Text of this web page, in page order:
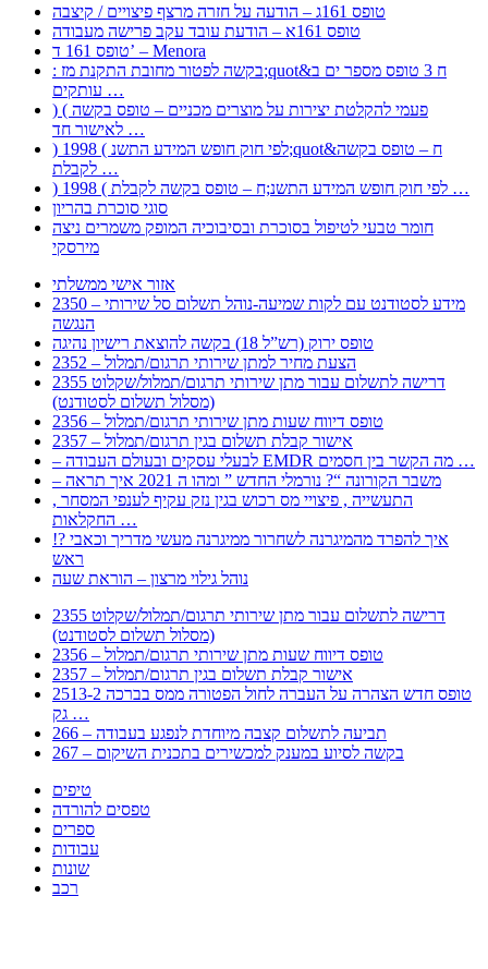
טופס 161ג – הודעה על חזרה מרצף פיצויים / קיצבה
טופס 161א – הודעת עובד עקב פרישה מעבודה
טופס 161 ד’ – Menora
: בקשה לפטור מחובת התקנת מז;quot&ח 3 טופס מספר ים ב
עותקים …
) ( פעמי להקלטת יצירות על מוצרים מכניים – טופס בקשה
לאישור חד …
) 1998 ( לפי חוק חופש המידע התשנ;quot&ח – טופס בקשה
לקבלת …
) 1998 ( לפי חוק חופש המידע התשנ;ח – טופס בקשה לקבלת …
סוגי סוכרת בהריון
חומר טבעי לטיפול בסוכרת ובסיבוכיה המופק משמרים ניצה
מירסקי
אזור אישי ממשלתי
2350 – מידע לסטודנט עם לקות שמיעה-נוהל תשלום סל שירותי
הנגשה
טופס ירוק (רש”ל 18) בקשה להוצאת רישיון נהיגה
2352 – הצעת מחיר למתן שירותי תרגום/תמלול
2355 דרישה לתשלום עבור מתן שירותי תרגום/תמלול/שקלוט
(מסלול תשלום לסטודנט)
2356 – טופס דיווח שעות מתן שירותי תרגום/תמלול
2357 – אישור קבלת תשלום בגין תרגום/תמלול
– לבעלי עסקים ובעולם העבודה EMDR מה הקשר בין חסמים …
– משבר הקורונה “? נורמלי החדש ” ומהו ה 2021 איך תראה
, התעשייה , פיצויי מס רכוש בגין נזק עקיף לענפי המסחר
החקלאות …
!? איך להפרד מהמיגרנה לשחרור ממיגרנה מעשי מדריך וכאבי
ראש
נוהל גילוי מרצון – הוראת שעה
2355 דרישה לתשלום עבור מתן שירותי תרגום/תמלול/שקלוט
(מסלול תשלום לסטודנט)
2356 – טופס דיווח שעות מתן שירותי תרגום/תמלול
2357 – אישור קבלת תשלום בגין תרגום/תמלול
2513-2 טופס חדש הצהרה על העברה לחול הפטורה ממס בברכה
גק …
266 – תביעה לתשלום קצבה מיוחדת לנפגע בעבודה
267 – בקשה לסיוע במענק למכשירים בתכנית השיקום
טיפים
טפסים להורדה
ספרים
עבודות
שונות
רכב